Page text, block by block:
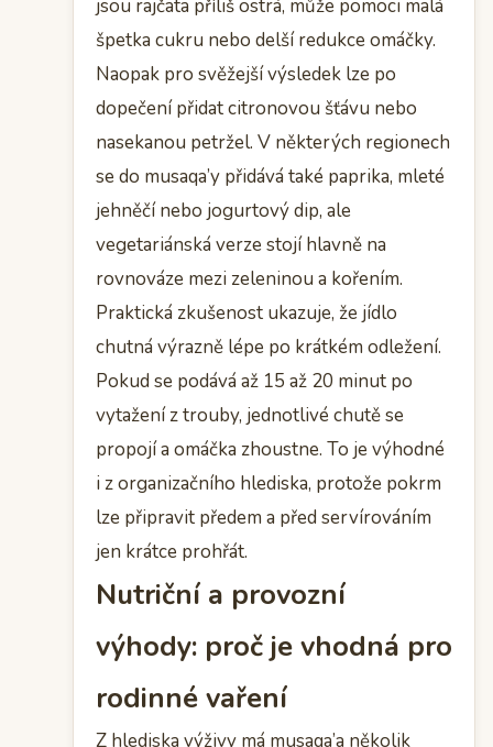
jsou rajčata příliš ostrá, může pomoci malá
špetka cukru nebo delší redukce omáčky.
Naopak pro svěžejší výsledek lze po
dopečení přidat citronovou šťávu nebo
nasekanou petržel. V některých regionech
se do musaqa’y přidává také paprika, mleté
jehněčí nebo jogurtový dip, ale
vegetariánská verze stojí hlavně na
rovnováze mezi zeleninou a kořením.
Praktická zkušenost ukazuje, že jídlo
chutná výrazně lépe po krátkém odležení.
Pokud se podává až 15 až 20 minut po
vytažení z trouby, jednotlivé chutě se
propojí a omáčka zhoustne. To je výhodné
i z organizačního hlediska, protože pokrm
lze připravit předem a před servírováním
jen krátce prohřát.
Nutriční a provozní
výhody: proč je vhodná pro
rodinné vaření
Z hlediska výživy má musaqa’a několik